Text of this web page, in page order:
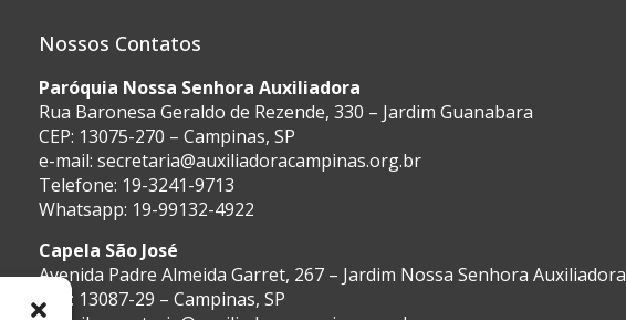
Nossos Contatos
Paróquia Nossa Senhora Auxiliadora
Rua Baronesa Geraldo de Rezende, 330 – Jardim Guanabara
CEP: 13075-270 – Campinas, SP
e-mail: secretaria@auxiliadoracampinas.org.br
Telefone: 19-3241-9713
Whatsapp: 19-99132-4922
Capela São José
Avenida Padre Almeida Garret, 267 – Jardim Nossa Senhora Auxiliadora
CEP: 13087-29 – Campinas, SP